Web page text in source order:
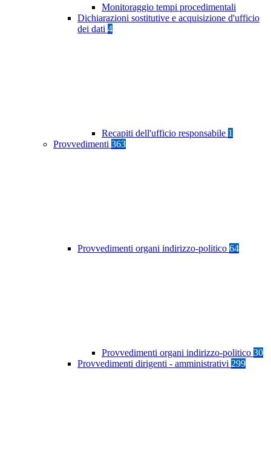
Monitoraggio tempi procedimentali
Dichiarazioni sostitutive e acquisizione d'ufficio
dei dati 4
Recapiti dell'ufficio responsabile 1
Provvedimenti 363
Provvedimenti organi indirizzo-politico 64
Provvedimenti organi indirizzo-politico 30
Provvedimenti dirigenti - amministrativi 299